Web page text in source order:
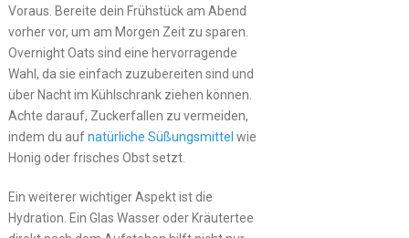
Voraus. Bereite dein Frühstück am Abend
vorher vor, um am Morgen Zeit zu sparen.
Overnight Oats sind eine hervorragende
Wahl, da sie einfach zuzubereiten sind und
über Nacht im Kühlschrank ziehen können.
Achte darauf, Zuckerfallen zu vermeiden,
indem du aufnatürliche Süßungsmittel wie
Honig oder frisches Obst setzt.
Ein weiterer wichtiger Aspekt ist die
Hydration. Ein Glas Wasser oder Kräutertee